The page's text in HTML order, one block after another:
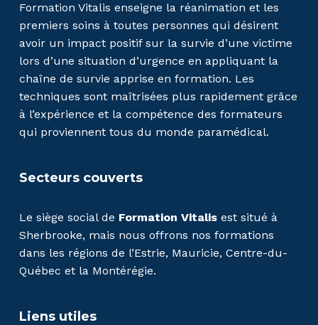
Formation Vitalis enseigne la réanimation et les
premiers soins à toutes personnes qui désirent
avoir un impact positif sur la survie d’une victime
lors d’une situation d’urgence en appliquant la
chaîne de survie apprise en formation. Les
techniques sont maîtrisées plus rapidement grâce
à l’expérience et la compétence des formateurs
qui proviennent tous du monde paramédical.
Secteurs couverts
Le siège social de Formation Vitalisest situé à
Sherbrooke, mais nous offrons nos formations
dans les régions de l’Estrie, Mauricie, Centre-du-
Québec et la Montérégie.
Liens utiles